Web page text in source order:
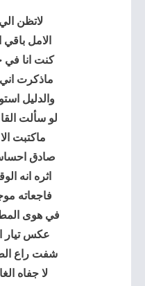
لاتظن
الامل
كنت انا
ماذكرت
والدليل
لو سألت
ماكتبت
صادق
اثره انه
فاجعاته
في هوى
عكس تيار
شفت راع
لا جفاه